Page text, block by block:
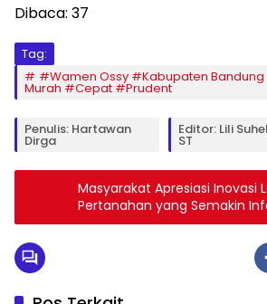
Dibaca: 37
Tag:
#Wamen Ossy #Kabupaten
Murah #Cepat #Prudent
Penulis: Hartawan
Dirga
Editor: Lili
ST
Masyarakat Apresiasi Inovasi
Pertanahan yang Semakin
Setelah Datang Langsung